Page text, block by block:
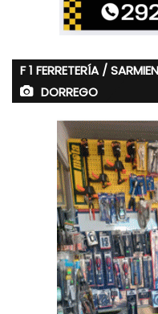
F 1 FERRETERÍA /
DORREGO